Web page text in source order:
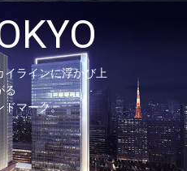
ラインに浮かび上
る
ドマーク。